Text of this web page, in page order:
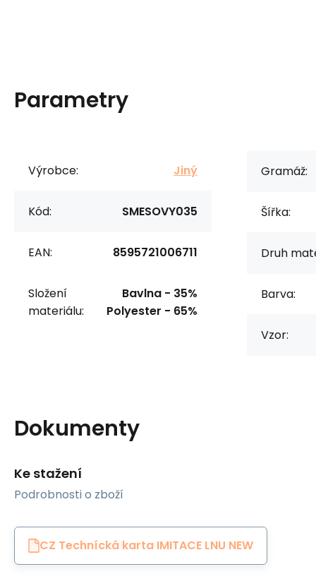
Parametry
Výrobce: Jiný
Kód: SMESOVY035
EAN: 8595721006711
Složení
materiálu:
Bavlna - 35%
Polyester - 65%
Gramáž:
Šířka:
Druh
Barva:
Vzor:
Dokumenty
Ke stažení
Podrobnosti o zboží
CZ Technícká karta IMITACE LNU NEW